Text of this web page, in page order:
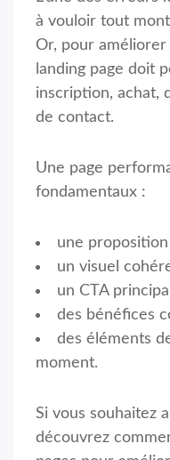
à vouloir tout
Or, pour
landing page doit
inscription, achat,
de contact.
Une page
fondamentaux :
une
un visuel
un CTA
des bénéfices
des éléments
moment.
Si vous souhaitez
découvrez